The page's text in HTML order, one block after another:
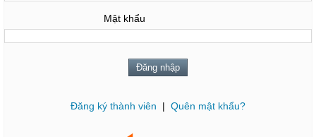
Mật khẩu
Đăng ký thành viên | Quên mật khẩu?